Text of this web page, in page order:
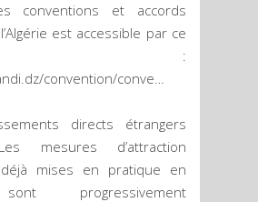
conventions et accords
est accessible par ce
:
convention/conve…
directs étrangers
mesures d’attraction
mises en pratique en
progressivement